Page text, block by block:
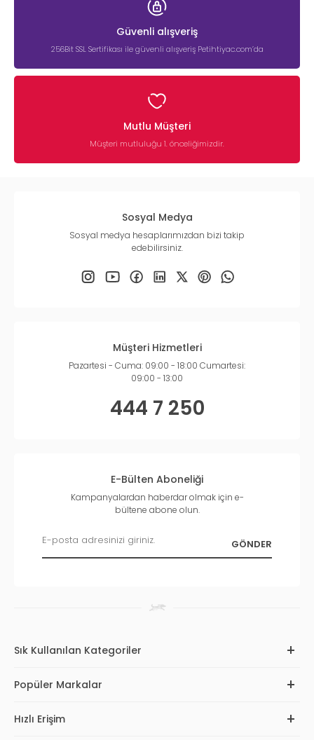
Güvenli alışveriş
256Bit SSL Sertifikası ile güvenli alışveriş Petihtiyac.com’da
Mutlu Müşteri
Müşteri mutluluğu 1. önceliğimizdir.
Sosyal Medya
Sosyal medya hesaplarımızdan bizi takip
edebilirsiniz.
Müşteri Hizmetleri
Pazartesi - Cuma: 09:00 - 18:00 Cumartesi:
09:00 - 13:00
444 7 250
E-Bülten Aboneliği
Kampanyalardan haberdar olmak için e-
bültene abone olun.
Sık Kullanılan Kategoriler
Popüler Markalar
Hızlı Erişim